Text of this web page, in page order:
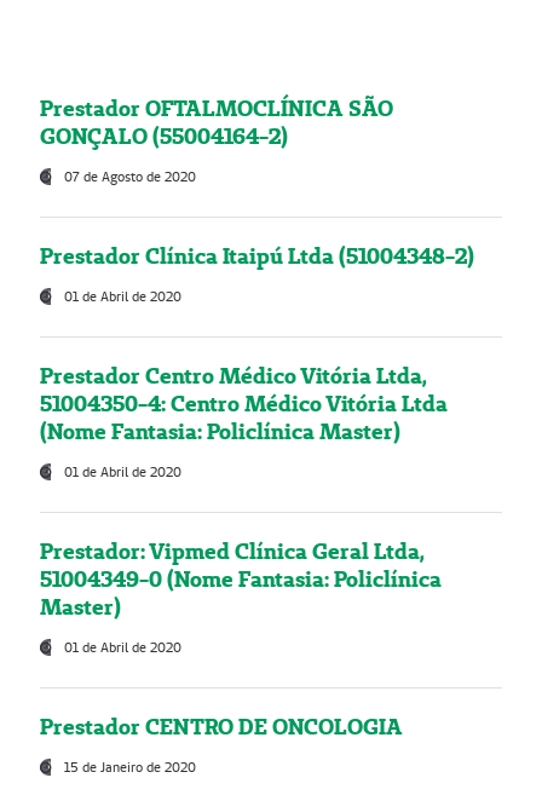
Prestador OFTALMOCLÍNICA SÃO
GONÇALO (55004164-2)
07 de Agosto de 2020
Prestador Clínica Itaipú Ltda (51004348-2)
01 de Abril de 2020
Prestador Centro Médico Vitória Ltda,
51004350-4: Centro Médico Vitória Ltda
(Nome Fantasia: Policlínica Master)
01 de Abril de 2020
Prestador: Vipmed Clínica Geral Ltda,
51004349-0 (Nome Fantasia: Policlínica
Master)
01 de Abril de 2020
Prestador CENTRO DE ONCOLOGIA
15 de Janeiro de 2020